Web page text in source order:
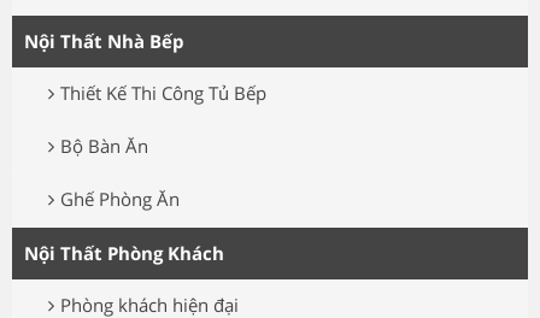
Nội Thất Nhà Bếp
Thiết Kế Thi Công Tủ Bếp
Bộ Bàn Ăn
Ghế Phòng Ăn
Nội Thất Phòng Khách
Phòng khách hiện đại